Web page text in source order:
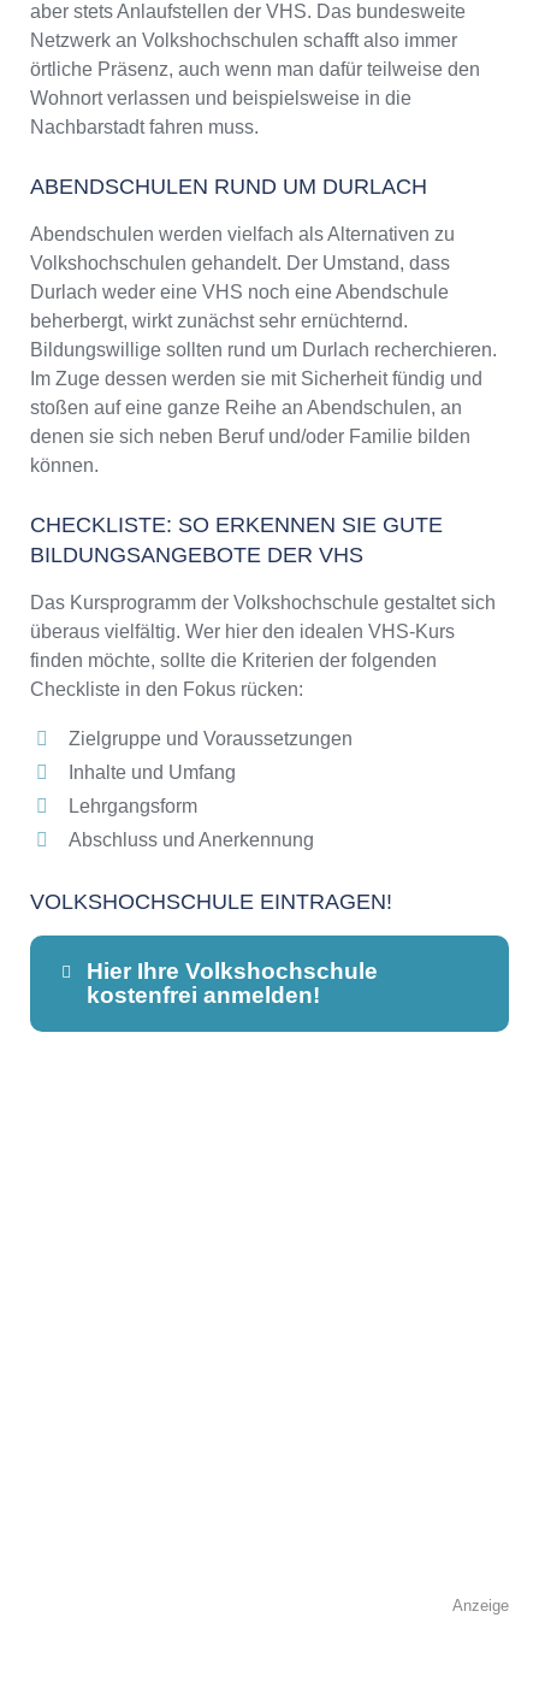
aber stets Anlaufstellen der VHS. Das bundesweite
Netzwerk an Volkshochschulen schafft also immer
örtliche Präsenz, auch wenn man dafür teilweise den
Wohnort verlassen und beispielsweise in die
Nachbarstadt fahren muss.
ABENDSCHULEN RUND UM DURLACH
Abendschulen werden vielfach als Alternativen zu
Volkshochschulen gehandelt. Der Umstand, dass
Durlach weder eine VHS noch eine Abendschule
beherbergt, wirkt zunächst sehr ernüchternd.
Bildungswillige sollten rund um Durlach recherchieren.
Im Zuge dessen werden sie mit Sicherheit fündig und
stoßen auf eine ganze Reihe an Abendschulen, an
denen sie sich neben Beruf und/oder Familie bilden
können.
CHECKLISTE: SO ERKENNEN SIE GUTE
BILDUNGSANGEBOTE DER VHS
Das Kursprogramm der Volkshochschule gestaltet sich
überaus vielfältig. Wer hier den idealen VHS-Kurs
finden möchte, sollte die Kriterien der folgenden
Checkliste in den Fokus rücken:
Zielgruppe und Voraussetzungen
Inhalte und Umfang
Lehrgangsform
Abschluss und Anerkennung
VOLKSHOCHSCHULE EINTRAGEN!
Hier Ihre Volkshochschule
kostenfrei anmelden!
Anzeige